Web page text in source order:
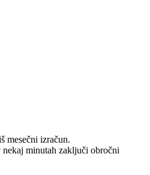
mesečni izračun.
minutah zaključi obročni